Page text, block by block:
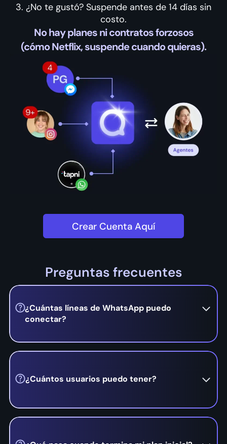
3. ¿No te gustó? Suspende antes de 14 días sin
costo.
No hay planes ni contratos forzosos
(cómo Netflix, suspende cuando quieras).
Crear Cuenta Aquí
Preguntas frecuentes
¿Cuántas líneas de WhatsApp puedo
conectar?
Puedes conectar solo 1 número de WhatsApp
pero puedes conectar a todo tu equipo a esta
¿Cuántos usuarios puedo tener?
En tu Plan Inicial puedes tener usuarios
ilimitados sin costo adicional. Pasados los 14